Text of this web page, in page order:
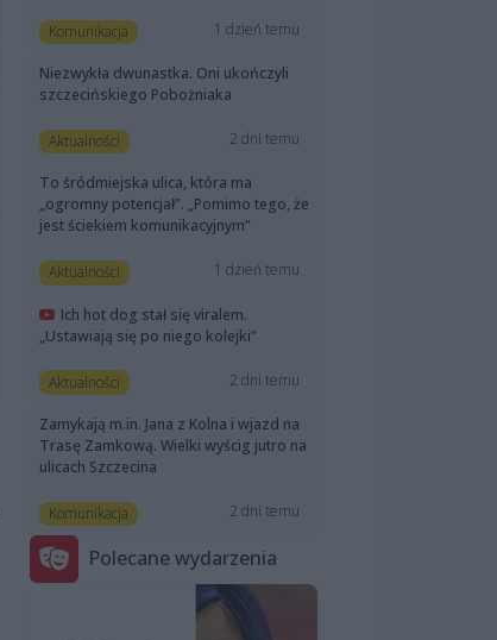
Komunikacja 1 dzień temu
Niezwykła dwunastka. Oni ukończyli
szczecińskiego Pobożniaka
Aktualności 2 dni temu
To śródmiejska ulica, która ma
„ogromny potencjał”. „Pomimo tego, że
jest ściekiem komunikacyjnym”
Aktualności 1 dzień temu
Ich hot dog stał się viralem.
„Ustawiają się po niego kolejki”
Aktualności 2 dni temu
Zamykają m.in. Jana z Kolna i wjazd na
Trasę Zamkową. Wielki wyścig jutro na
ulicach Szczecina
Komunikacja 2 dni temu
Polecane wydarzenia